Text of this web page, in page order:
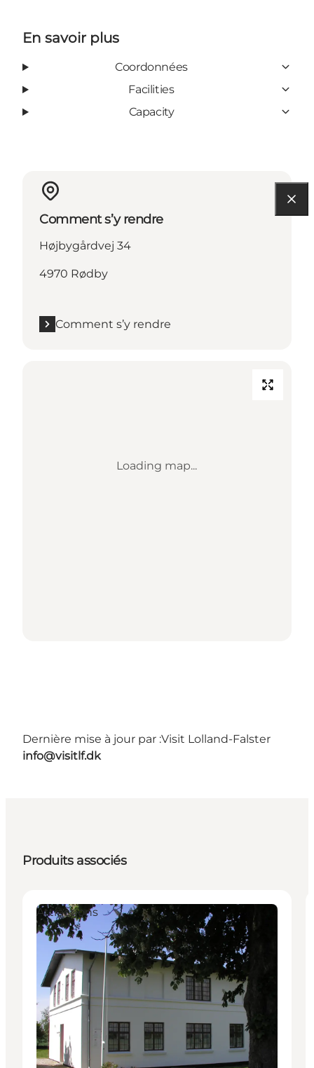
En savoir plus
Coordonnées
Facilities
Capacity
Comment s’y rendre
Højbygårdvej 34
4970 Rødby
Comment s’y rendre
Loading map...
Dernière mise à jour par :Visit Lolland-Falster
info@visitlf.dk
Produits associés
Attractions